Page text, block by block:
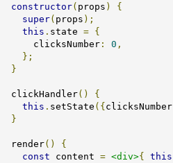
constructor( props )
{
super( props );
this . state = {
      clicksNumber
: 0 ,
};
}
  clickHandler
()
{
this . setState ({ clicksNumber
}
  render
()
{
const content = <div>{ this